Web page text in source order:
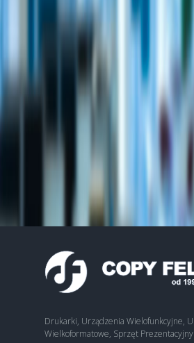
Drukarki, Urządzenia Wielofunkcyjne,
Wielkoformatowe, Sprzęt Prezentacyjny